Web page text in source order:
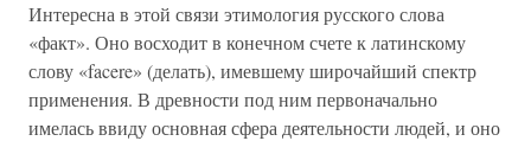
Интересна в этой связи этимология русского слова
«факт». Оно восходит в конечном счете к латинскому
слову «facere» (делать), имевшему широчайший спектр
применения. В древности под ним первоначально
имелась ввиду основная сфера деятельности людей, и оно